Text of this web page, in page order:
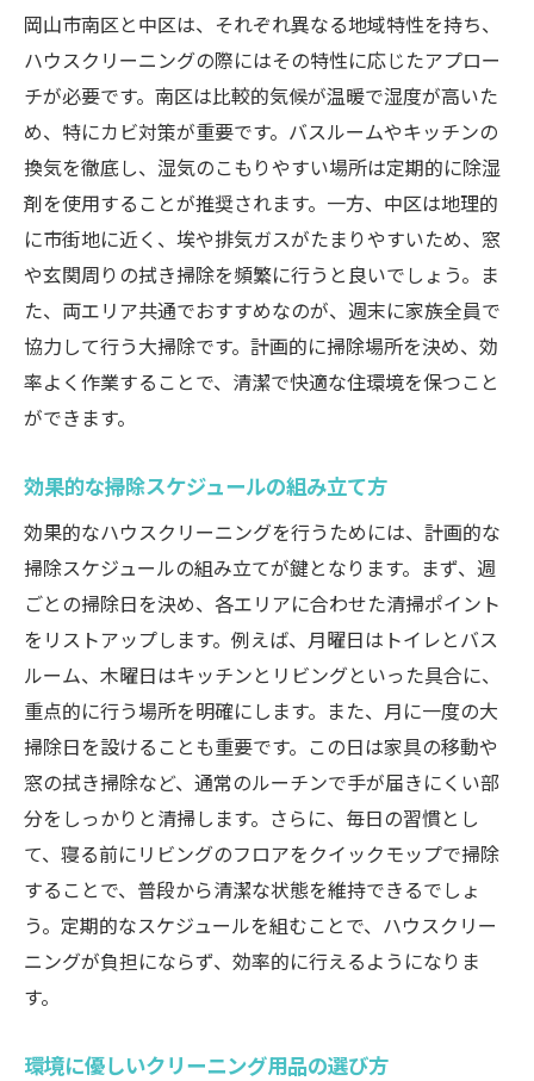
岡山市南区と中区は、それぞれ異なる地域特性を持ち、
ハウスクリーニングの際にはその特性に応じたアプロー
チが必要です。南区は比較的気候が温暖で湿度が高いた
め、特にカビ対策が重要です。バスルームやキッチンの
換気を徹底し、湿気のこもりやすい場所は定期的に除湿
剤を使用することが推奨されます。一方、中区は地理的
に市街地に近く、埃や排気ガスがたまりやすいため、窓
や玄関周りの拭き掃除を頻繁に行うと良いでしょう。ま
た、両エリア共通でおすすめなのが、週末に家族全員で
協力して行う大掃除です。計画的に掃除場所を決め、効
率よく作業することで、清潔で快適な住環境を保つこと
ができます。
効果的な掃除スケジュールの組み立て方
効果的なハウスクリーニングを行うためには、計画的な
掃除スケジュールの組み立てが鍵となります。まず、週
ごとの掃除日を決め、各エリアに合わせた清掃ポイント
をリストアップします。例えば、月曜日はトイレとバス
ルーム、木曜日はキッチンとリビングといった具合に、
重点的に行う場所を明確にします。また、月に一度の大
掃除日を設けることも重要です。この日は家具の移動や
窓の拭き掃除など、通常のルーチンで手が届きにくい部
分をしっかりと清掃します。さらに、毎日の習慣とし
て、寝る前にリビングのフロアをクイックモップで掃除
することで、普段から清潔な状態を維持できるでしょ
う。定期的なスケジュールを組むことで、ハウスクリー
ニングが負担にならず、効率的に行えるようになりま
す。
環境に優しいクリーニング用品の選び方